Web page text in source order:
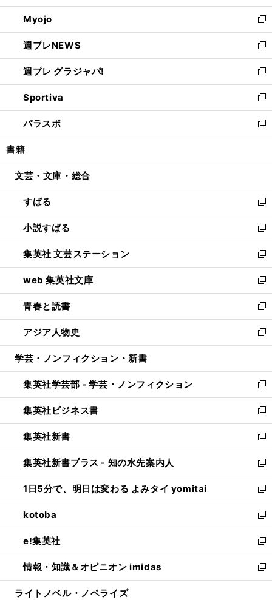
開
く
ウ
で
開
く
ン
ド
ウ
で
開
く
ウ
ィ
ン
ド
ウ
で
開
く
Myojo
新
し
い
ウ
ィ
ン
ド
ウ
で
開
週プレNEWS
新
し
い
ウ
ィ
ン
ド
ウ
開
週プレ グラジャパ!
新
し
い
ウ
ィ
ン
ウ
開
く
Sportiva
新
し
い
ウ
ン
ウ
で
開
く
パラスポ
新
し
ウ
ン
ド
ウ
で
開
く
書籍
文芸・文庫・総合
すばる
新
し
い
ウ
ィ
ン
ド
ウ
で
開
く
小説すばる
新
し
い
ウ
ィ
ン
ド
ウ
で
開
集英社 文芸ステーション
新
し
い
ウ
ィ
ン
ド
ウ
開
く
web 集英社文庫
新
し
い
ウ
ィ
ン
ウ
で
開
く
青春と読書
新
し
い
ウ
ン
ド
ウ
で
開
く
アジア人物史
新
し
ウ
ィ
ン
ド
ウ
で
開
く
学芸・ノンフィクション・新書
集英社学芸部 - 学芸・ノンフィクション
新
し
い
ウ
ィ
ン
ド
ウ
で
開
く
集英社ビジネス書
新
し
い
ウ
ィ
ン
ド
ウ
で
開
く
集英社新書
新
し
い
ウ
ィ
ン
ド
ウ
で
開
く
集英社新書プラス - 知の水先案内人
新
し
い
ウ
ィ
ン
ド
ウ
で
開
1日5分で、明日は変わる よみタイ yomitai
新
し
い
ウ
ィ
ン
ド
ウ
kotoba
新
し
い
ウ
ィ
ン
e!集英社
新
し
い
ウ
情報・知識＆オピニオン imidas
新
し
ライトノベル・ノベライズ